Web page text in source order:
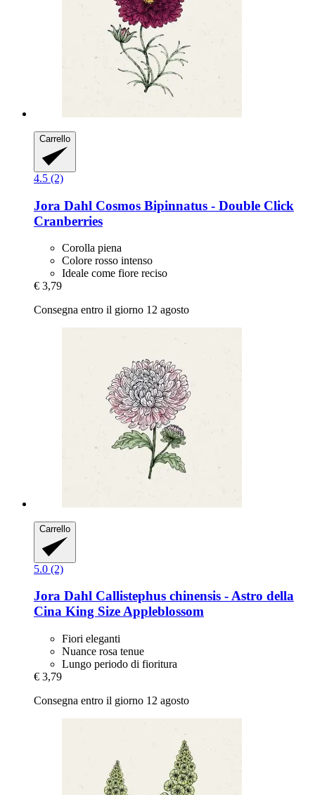
Carrello
4.5 (2)
Jora Dahl Cosmos Bipinnatus -​ Double Click
Cranberries
Corolla piena
Colore rosso intenso
Ideale come fiore reciso
€ 3,79
Consegna entro il giorno 12 agosto
Carrello
5.0 (2)
Jora Dahl Callistephus chinensis -​ Astro della
Cina King Size Appleblossom
Fiori eleganti
Nuance rosa tenue
Lungo periodo di fioritura
€ 3,79
Consegna entro il giorno 12 agosto